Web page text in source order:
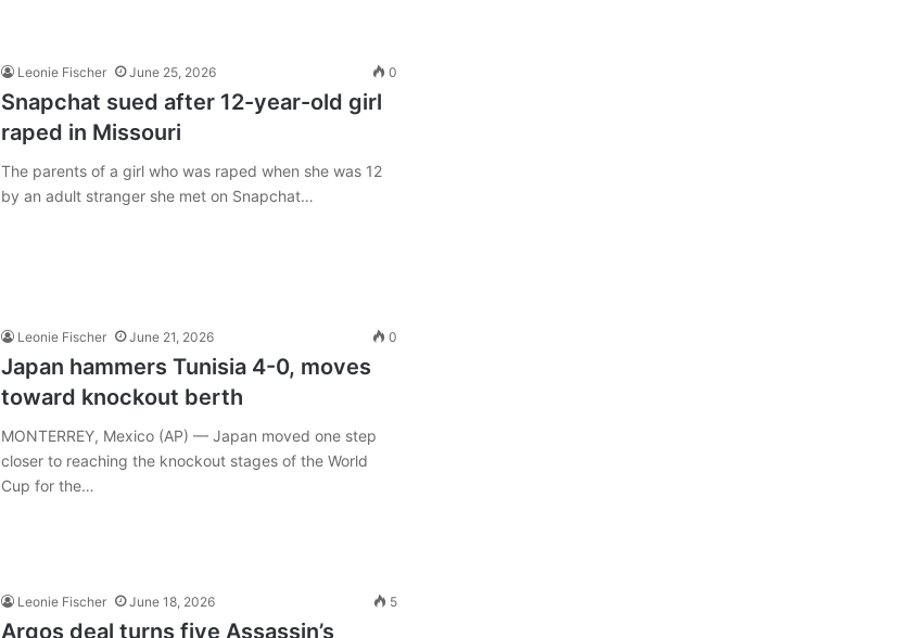
Leonie Fischer June 25, 2026 0
Snapchat sued after 12-year-old girl
raped in Missouri
The parents of a girl who was raped when she was 12
by an adult stranger she met on Snapchat…
Leonie Fischer June 21, 2026 0
Japan hammers Tunisia 4-0, moves
toward knockout berth
MONTERREY, Mexico (AP) — Japan moved one step
closer to reaching the knockout stages of the World
Cup for the…
Leonie Fischer June 18, 2026 5
Argos deal turns five Assassin’s